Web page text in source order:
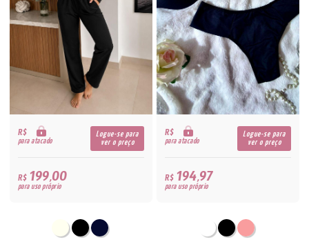
R$
para atacado
Logue-se para
ver o preço
R$199,00
para uso próprio
R$
para atacado
Logue-se para
ver o preço
R$194,97
para uso próprio